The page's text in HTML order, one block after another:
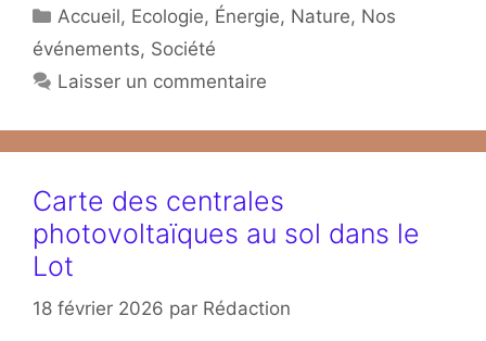
Catégories
Accueil, Ecologie, Énergie, Nature, Nos
événements, Société
Laisser un commentaire
Carte des centrales
photovoltaïques au sol dans le
Lot
18 février 2026 par Rédaction